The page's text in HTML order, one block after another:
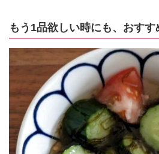
もう1品欲しい時にも、おすす